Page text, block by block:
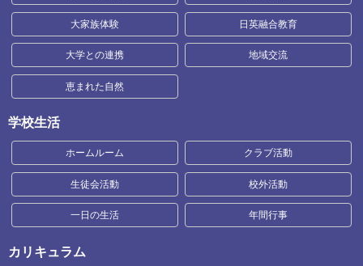
大家族体験 日英融合教育
大学との連携 地域交流
恵まれた自然
学校生活
ホームルーム クラブ活動
生徒会活動 校外活動
一日の生活 年間行事
カリキュラム